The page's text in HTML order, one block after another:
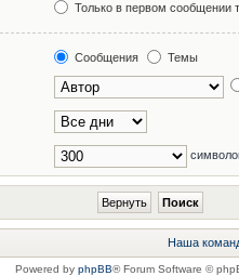
Только в первом сообщении
Сообщения
Темы
Наша
Powered by phpBB® Forum Software ©